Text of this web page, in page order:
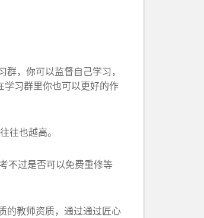
，你可以监督自己学习，
学习群里你也可以更好的作
也越高。
不过是否可以免费重修等
教师资质，通过通过匠心